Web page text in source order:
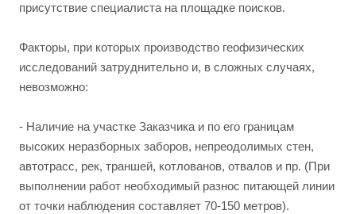
присутствие специалиста на площадке поисков.
Факторы, при которых производство геофизических
исследований затруднительно и, в сложных случаях,
невозможно:
- Наличие на участке Заказчика и по его границам
высоких неразборных заборов, непреодолимых стен,
автотрасс, рек, траншей, котлованов, отвалов и пр. (При
выполнении работ необходимый разнос питающей линии
от точки наблюдения составляет 70-150 метров).